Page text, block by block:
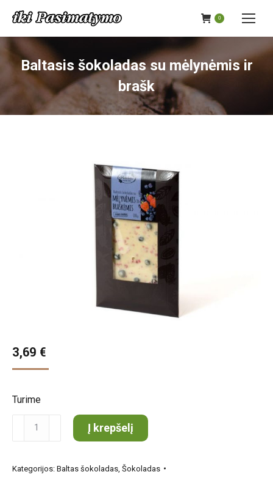
0
Baltasis šokoladas su mėlynėmis ir
brašk
3,69 €
Turime
produkto
kiekis:
šokoladas
Į krepšelį
Kategorijos: Baltas šokoladas Šokoladas